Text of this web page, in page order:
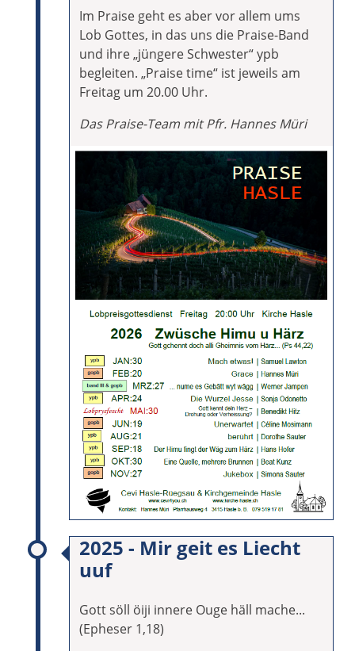
Im Praise geht es aber vor allem ums
Lob Gottes, in das uns die Praise-Band
und ihre „jüngere Schwester“ ypb
begleiten. „Praise time“ ist jeweils am
Freitag um 20.00 Uhr.
Das Praise-Team mit Pfr. Hannes Müri
2025 - Mir geit es Liecht
uuf
Gott söll öiji innere Ouge häll mache...
(Epheser 1,18)